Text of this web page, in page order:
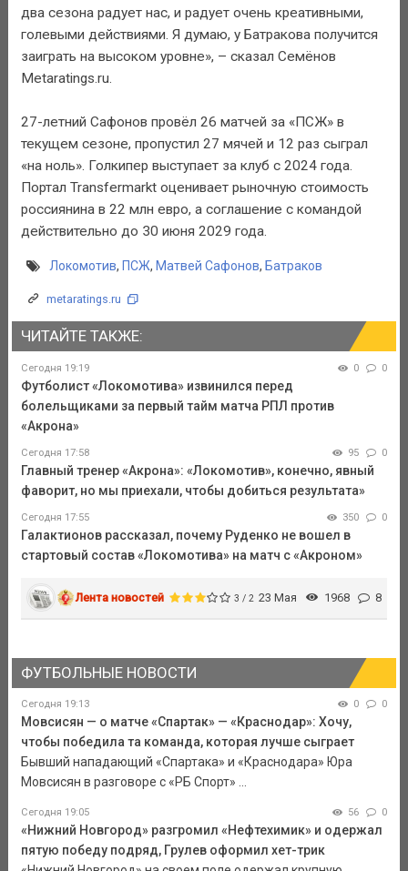
два сезона радует нас, и радует очень креативными,
голевыми действиями. Я думаю, у Батракова получится
заиграть на высоком уровне», – сказал Семёнов
Metaratings.ru.
27-летний Сафонов провёл 26 матчей за «ПСЖ» в
текущем сезоне, пропустил 27 мячей и 12 раз сыграл
«на ноль». Голкипер выступает за клуб с 2024 года.
Портал Transfermarkt оценивает рыночную стоимость
россиянина в 22 млн евро, а соглашение с командой
действительно до 30 июня 2029 года.
Локомотив, ПСЖ, Матвей Сафонов, Батраков
metaratings.ru
ЧИТАЙТЕ ТАКЖЕ:
Сегодня 19:19 0 0
Футболист «Локомотива» извинился перед
болельщиками за первый тайм матча РПЛ против
«Акрона»
Сегодня 17:58 95 0
Главный тренер «Акрона»: «Локомотив», конечно, явный
фаворит, но мы приехали, чтобы добиться результата»
Сегодня 17:55 350 0
Галактионов рассказал, почему Руденко не вошел в
стартовый состав «Локомотива» на матч с «Акроном»
Лента новостей 3 / 2 23 Мая 1968 8
ФУТБОЛЬНЫЕ НОВОСТИ
Сегодня 19:13 0 0
Мовсисян — о матче «Спартак» — «Краснодар»: Хочу,
чтобы победила та команда, которая лучше сыграет
Бывший нападающий «Спартака» и «Краснодара» Юра
Мовсисян в разговоре с «РБ Спорт» ...
Сегодня 19:05 56 0
«Нижний Новгород» разгромил «Нефтехимик» и одержал
пятую победу подряд, Грулев оформил хет-трик